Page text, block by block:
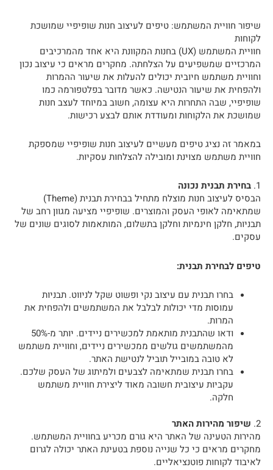
שיפור חוויית המשתמש: טיפים לעיצוב חנות שופיפיי שמושכת
לקוחות
חוויית המשתמש (UX) בחנות המקוונת היא אחד מהמרכיבים
המרכזיים שמשפיעים על הצלחתה. מחקרים מראים כי עיצוב נכון
וחוויית משתמש חיובית יכולים להעלות את שיעור ההמרות
ולהפחית את שיעור הנטישה. כאשר מדובר בפלטפורמה כמו
שופיפיי, שבה התחרות היא עצומה, חשוב במיוחד לעצב חנות
שמושכת את הלקוחות ומעודדת אותם לבצע רכישות.
במאמר זה נציג טיפים מעשיים לעיצוב חנות שופיפיי שמספקת
חוויית משתמש מצוינת ומובילה להצלחות עסקיות.
1. בחירת תבנית נכונה
הבסיס לעיצוב חנות מוצלח מתחיל בבחירת תבנית (Theme)
שמתאימה לאופי העסק והמוצרים. שופיפיי מציעה מגוון רחב של
תבניות, חלקן חינמיות וחלקן בתשלום, המותאמות לסוגים שונים של
עסקים.
טיפים לבחירת תבנית:
בחרו תבנית עם עיצוב נקי ופשוט שקל לניווט. תבניות
עמוסות מדי יכולות לבלבל את המשתמשים ולהפחית את
המרות.
ודאו שהתבנית מותאמת למכשירים ניידים. יותר מ-50%
מהמשתמשים גולשים ממכשירים ניידים, וחוויית משתמש
לא טובה במובייל תוביל לנטישת האתר.
בחרו תבנית שמתאימה לצבעים ולמיתוג של העסק שלכם.
עקביות עיצובית חשובה מאוד ליצירת חוויית משתמש
חלקה.
2. שיפור מהירות האתר
מהירות הטעינה של האתר היא גורם מכריע בחוויית המשתמש.
מחקרים מראים כי כל שנייה נוספת בטעינת האתר יכולה לגרום
לאיבוד לקוחות פוטנציאליים.